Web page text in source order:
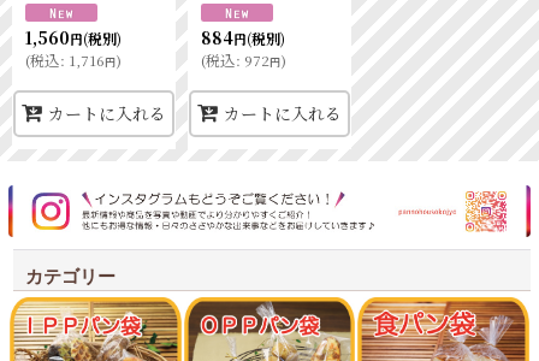
1,560円(税別)
(税込: 1,716円)
カートに入れる
884円(税別)
(税込: 972円)
カートに入れる
カテゴリー